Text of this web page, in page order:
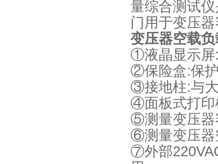
量综合测试
门用于变压
变压器空载
①液晶显示屏
②保险盒:保
③接地柱:与
④面板式打印
⑤测量变压器
⑥测量变压器
⑦外部